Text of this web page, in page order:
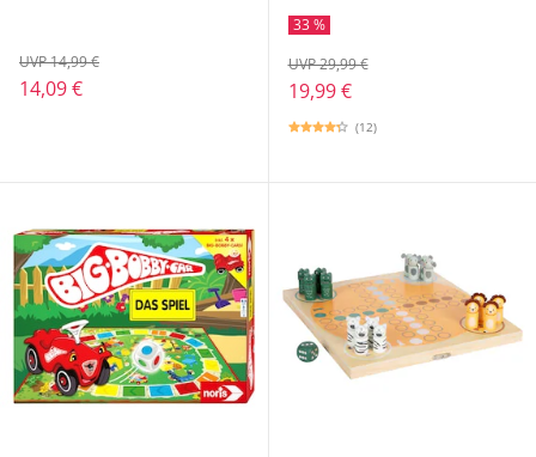
14,09 €
UVP 14,99 €
33 %
19,99 €
UVP 29,99 €
(12)